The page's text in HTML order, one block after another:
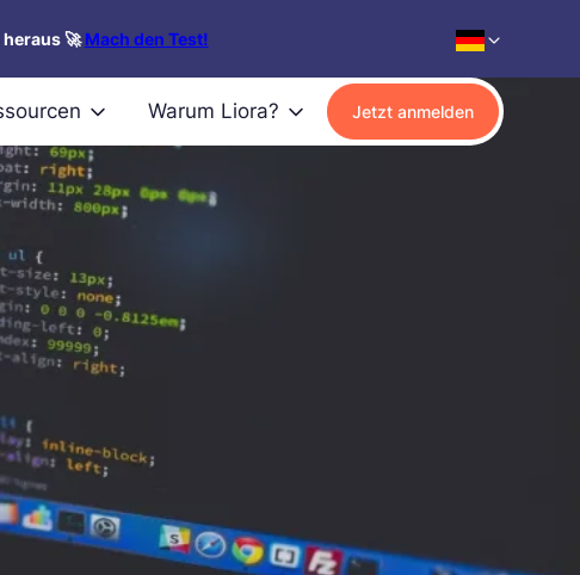
🚀Mach den Test!
Warum Liora? Jetzt anmelden